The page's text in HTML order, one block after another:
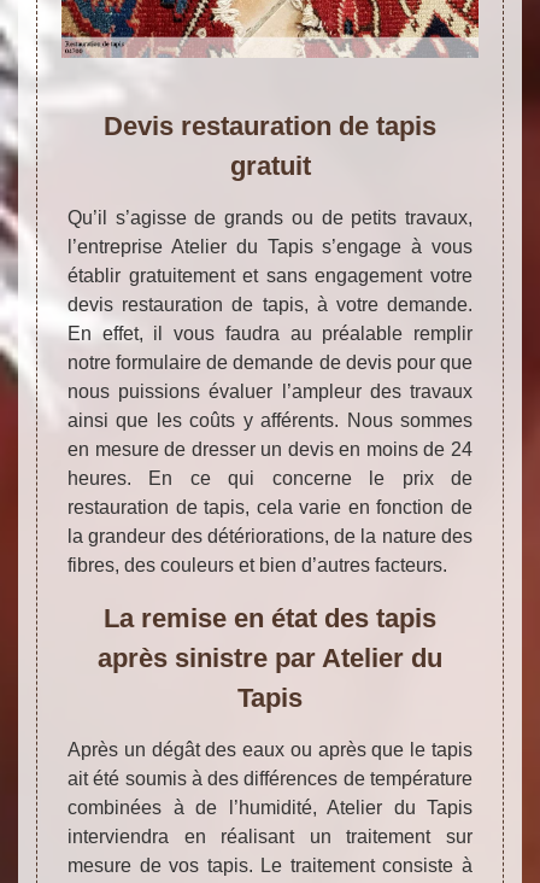
Devis restauration de tapis
gratuit
Qu’il s’agisse de grands ou de petits travaux,
l’entreprise Atelier du Tapis s’engage à vous
établir gratuitement et sans engagement votre
devis restauration de tapis, à votre demande.
En effet, il vous faudra au préalable remplir
notre formulaire de demande de devis pour que
nous puissions évaluer l’ampleur des travaux
ainsi que les coûts y afférents. Nous sommes
en mesure de dresser un devis en moins de 24
heures. En ce qui concerne le prix de
restauration de tapis, cela varie en fonction de
la grandeur des détériorations, de la nature des
fibres, des couleurs et bien d’autres facteurs.
La remise en état des tapis
après sinistre par Atelier du
Tapis
Après un dégât des eaux ou après que le tapis
ait été soumis à des différences de température
combinées à de l’humidité, Atelier du Tapis
interviendra en réalisant un traitement sur
mesure de vos tapis. Le traitement consiste à